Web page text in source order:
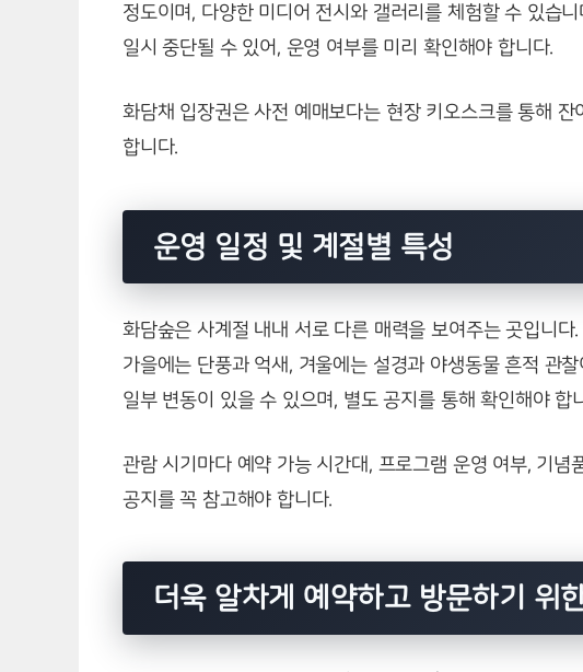
정도이며, 다양한 미디어 전시와 갤러리를 체험할 수 있습
일시 중단될 수 있어, 운영 여부를 미리 확인해야 합니다.
화담채 입장권은 사전 예매보다는 현장 키오스크를 통해
합니다.
운영 일정 및 계절별 특성
화담숲은 사계절 내내 서로 다른 매력을 보여주는 곳입니
가을에는 단풍과 억새, 겨울에는 설경과 야생동물 흔적 관
일부 변동이 있을 수 있으며, 별도 공지를 통해 확인해야 합
관람 시기마다 예약 가능 시간대, 프로그램 운영 여부, 기념
공지를 꼭 참고해야 합니다.
더욱 알차게 예약하고 방문하기 위